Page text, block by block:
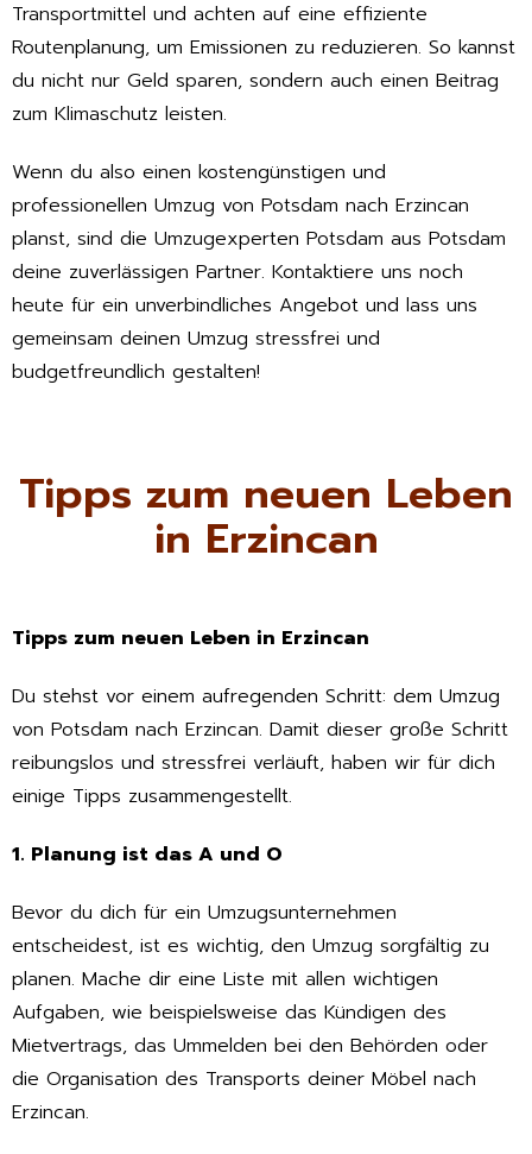
Transportmittel und achten auf eine effiziente
Routenplanung, um Emissionen zu reduzieren. So kannst
du nicht nur Geld sparen, sondern auch einen Beitrag
zum Klimaschutz leisten.
Wenn du also einen kostengünstigen und
professionellen Umzug von Potsdam nach Erzincan
planst, sind die Umzugexperten Potsdam aus Potsdam
deine zuverlässigen Partner. Kontaktiere uns noch
heute für ein unverbindliches Angebot und lass uns
gemeinsam deinen Umzug stressfrei und
budgetfreundlich gestalten!
Tipps zum neuen Leben
in Erzincan
Tipps zum neuen Leben in Erzincan
Du stehst vor einem aufregenden Schritt: dem Umzug
von Potsdam nach Erzincan. Damit dieser große Schritt
reibungslos und stressfrei verläuft, haben wir für dich
einige Tipps zusammengestellt.
1. Planung ist das A und O
Bevor du dich für ein Umzugsunternehmen
entscheidest, ist es wichtig, den Umzug sorgfältig zu
planen. Mache dir eine Liste mit allen wichtigen
Aufgaben, wie beispielsweise das Kündigen des
Mietvertrags, das Ummelden bei den Behörden oder
die Organisation des Transports deiner Möbel nach
Erzincan.